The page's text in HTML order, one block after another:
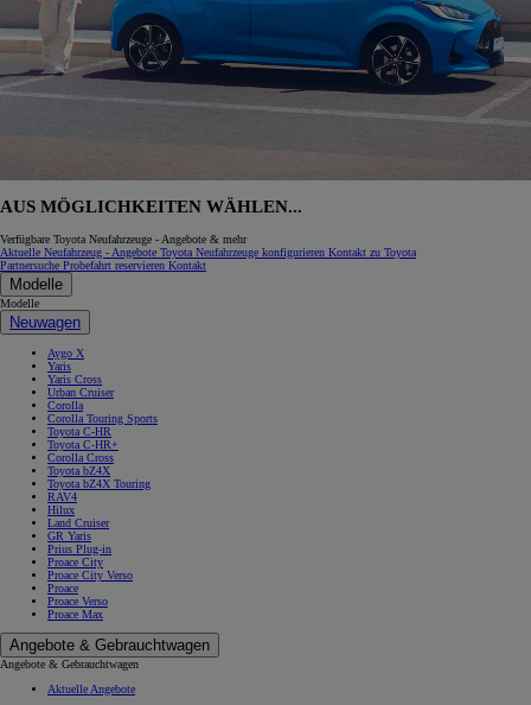
AUS MÖGLICHKEITEN WÄHLEN...
Verfügbare Toyota Neufahrzeuge - Angebote & mehr
Aktuelle Neufahrzeug - Angebote Toyota Neufahrzeuge konfigurieren Kontakt zu Toyota
Partnersuche Probefahrt reservieren Kontakt
Modelle
Modelle
Neuwagen
Aygo X
Yaris
Yaris Cross
Urban Cruiser
Corolla
Corolla Touring Sports
Toyota C-HR
Toyota C-HR+
Corolla Cross
Toyota bZ4X
Toyota bZ4X Touring
RAV4
Hilux
Land Cruiser
GR Yaris
Prius Plug-in
Proace City
Proace City Verso
Proace
Proace Verso
Proace Max
Angebote & Gebrauchtwagen
Angebote & Gebrauchtwagen
Aktuelle Angebote